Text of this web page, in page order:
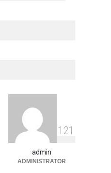
1 21
admin
ADMINISTRATOR